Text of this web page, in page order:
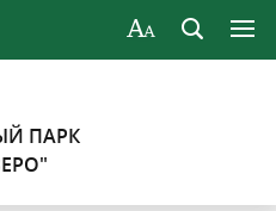
ПАРК